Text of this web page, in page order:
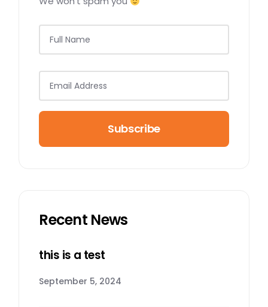
Subscribe
Recent News
this is a test
September 5, 2024